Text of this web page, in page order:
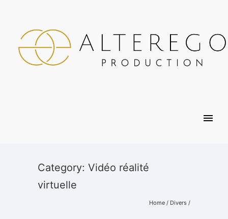
Category: Vidéo réalité
virtuelle
Home / Divers /